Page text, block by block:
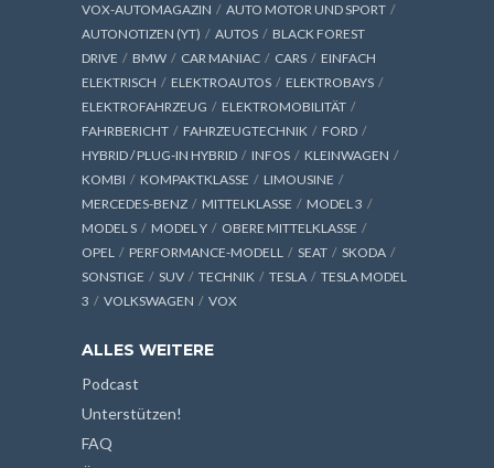
VOX-AUTOMAGAZIN
AUTO MOTOR UND SPORT
AUTONOTIZEN (YT)
AUTOS
BLACK FOREST
DRIVE
BMW CAR MANIAC CARS
EINFACH
ELEKTRISCH
ELEKTROAUTOS
ELEKTROBAYS
ELEKTROFAHRZEUG
ELEKTROMOBILITÄT
FAHRBERICHT
FAHRZEUGTECHNIK
FORD
HYBRID / PLUG-IN HYBRID
INFOS
KLEINWAGEN
KOMBI
KOMPAKTKLASSE
LIMOUSINE
MERCEDES-BENZ
MITTELKLASSE
MODEL 3
MODEL S
MODEL Y
OBERE MITTELKLASSE
OPEL
PERFORMANCE-MODELL SEAT
SKODA
SONSTIGE
SUV TECHNIK TESLA
TESLA MODEL
3
VOLKSWAGEN VOX
ALLES WEITERE
Podcast
Unterstützen!
FAQ